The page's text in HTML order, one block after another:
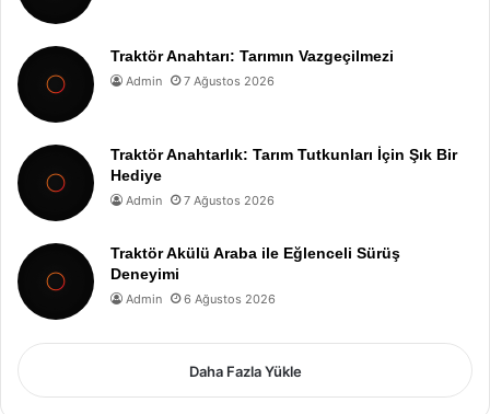
Traktör Anahtarı: Tarımın Vazgeçilmezi
Admin 7 Ağustos 2026
Traktör Anahtarlık: Tarım Tutkunları İçin Şık Bir
Hediye
Admin 7 Ağustos 2026
Traktör Akülü Araba ile Eğlenceli Sürüş
Deneyimi
Admin 6 Ağustos 2026
Daha Fazla Yükle